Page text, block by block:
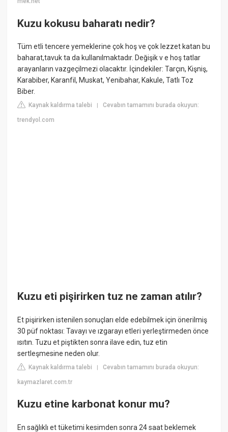
Kuzu kokusu baharatı nedir?
Tüm etli tencere yemeklerine çok hoş ve çok lezzet katan bu
baharat,tavuk ta da kullanılmaktadır. Değişik v e hoş tatlar
arayanların vazgeçilmezi olacaktır. İçindekiler: Tarçın, Kişniş,
Karabiber, Karanfil, Muskat, Yenibahar, Kakule, Tatlı Toz
Biber.
Kaynak kaldırma talebi |Cevabın tamamını burada okuyun:
trendyol.com
Kuzu eti pişirirken tuz ne zaman atılır?
Et pişirirken istenilen sonuçları elde edebilmek için önerilmiş
30 püf noktası: Tavayı ve ızgarayı etleri yerleştirmeden önce
ısıtın. Tuzu et piştikten sonra ilave edin, tuz etin
sertleşmesine neden olur.
Kaynak kaldırma talebi |Cevabın tamamını burada okuyun:
kaymazlaret.com.tr
Kuzu etine karbonat konur mu?
En sağlıklı et tüketimi kesimden sonra 24 saat beklemek